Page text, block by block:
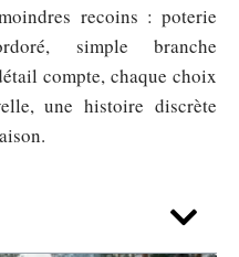
recoins : poterie
simple branche
compte, chaque choix
une histoire discrète